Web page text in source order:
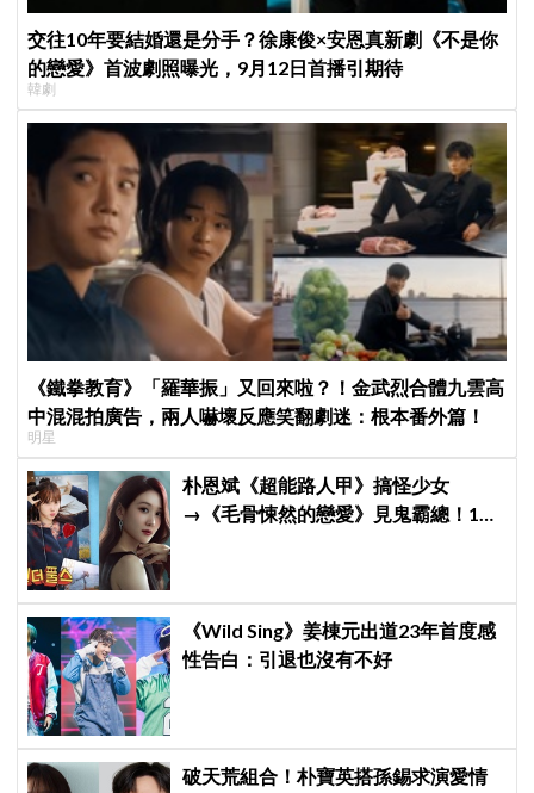
交往10年要結婚還是分手？徐康俊×安恩真新劇《不是你
的戀愛》首波劇照曝光，9月12日首播引期待
韓劇
《鐵拳教育》「羅華振」又回來啦？！金武烈合體九雲高
中混混拍廣告，兩人嚇壞反應笑翻劇迷：根本番外篇！
明星
朴恩斌《超能路人甲》搞怪少女
→《毛骨悚然的戀愛》見鬼霸總！180
《Wild Sing》姜棟元出道23年首度感
性告白：引退也沒有不好
破天荒組合！朴寶英搭孫錫求演愛情